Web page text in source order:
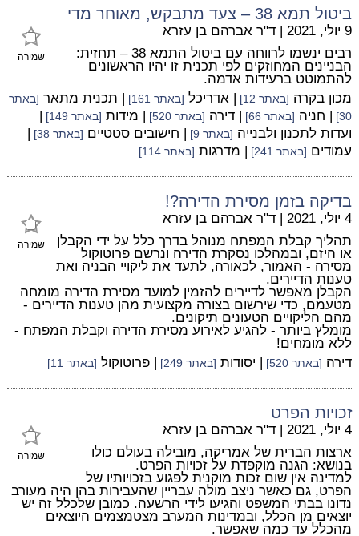
ביטול תמא 38 – צעד מתבקש, מאוחר מדי
שמירה
9 יולי, 2021 | ד"ר אברהם בן עזרא
רבים ינשמו לרווחה עם ביטול התמא 38 – תחזית:
הבניינים המחוזקים לפי תכנית זו יהיו הראשונים
להתמוטט ברעידות אדמה.
מכון בקרה [באתר 12] | אדריכל [באתר 161] | תכנית מתאר [באתר
30]
| חניה [באתר 66] | דירה [באתר 520] | מידות [באתר 149]
|
ועדות לתכנון ולבנייה [באתר 9] | חישובים סטטיים [באתר 38]
|
עמודים [באתר 241] | מדרגות [באתר 114]
בדיקה בזמן מסירת הדירה?!
שמירה
4 יולי, 2021 | ד"ר אברהם בן עזרא
תהליך קבלת המפתח מנוהל בדרך כלל על ידי הקבלן
או היזם, ובמהלכו נסקרת הדירה ונרשם פרוטוקול
מסירה - האמור, לכאורה, לתעד את ליקויי הבניה ואת
טענות הדיירים.
הקבלן מאפשר לדיירים להזמין למועד מסירת הדירה מומחה
מטעמם, כדי שירשום בצורה מקצועית מהן טענות הדיירים -
מהם הליקויים הטעונים תיקונים.
מומלץ ביותר - להגיע לאירוע מסירת הדירה וקבלת המפתח -
ללא מומחים!
דירה [באתר 520] | יסודות [באתר 249] | פרוטוקול [באתר 11]
זכויות הפרט
שמירה
4 יולי, 2021 | ד"ר אברהם בן עזרא
ארצות הברית של אמריקה, מובילה בעולם כולו
בנושא: הגנה מוקפדת על זכויות הפרט.
למדינה אין שום זכות מוקנית לפגוע בזכויותיו של
הפרט, גם כאשר ניצב מולה עבריין שהעבירות בהן היה מעורב
נדונו בבתי המשפט והגיעו לידי הרשעה. כמובן שלכלל זה יש
יוצאים מן הכלל, ובמדינות המערב מצטמצמים היוצאים
מהכלל עד כמה שאפשר.